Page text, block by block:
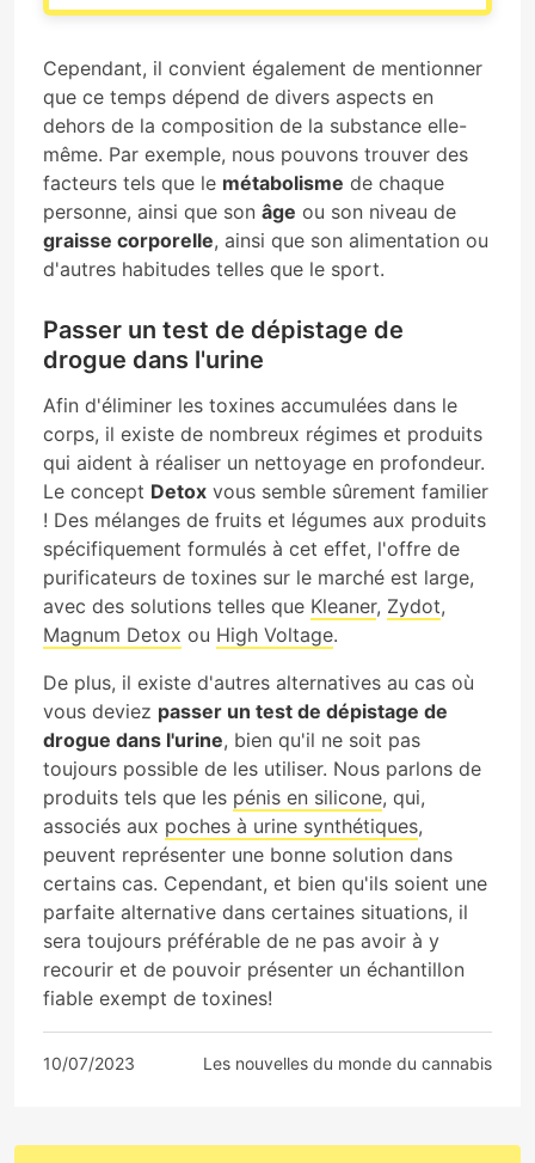
Cependant, il convient également de mentionner
que ce temps dépend de divers aspects en
dehors de la composition de la substance elle-
même. Par exemple, nous pouvons trouver des
facteurs tels que le métabolisme de chaque
personne, ainsi que son âge ou son niveau de
graisse corporelle, ainsi que son alimentation ou
d'autres habitudes telles que le sport.
Passer un test de dépistage de
drogue dans l'urine
Afin d'éliminer les toxines accumulées dans le
corps, il existe de nombreux régimes et produits
qui aident à réaliser un nettoyage en profondeur.
Le concept Detox vous semble sûrement familier
! Des mélanges de fruits et légumes aux produits
spécifiquement formulés à cet effet, l'offre de
purificateurs de toxines sur le marché est large,
avec des solutions telles que Kleaner, Zydot,
Magnum Detox ou High Voltage.
De plus, il existe d'autres alternatives au cas où
vous deviez passer un test de dépistage de
drogue dans l'urine, bien qu'il ne soit pas
toujours possible de les utiliser. Nous parlons de
produits tels que les pénis en silicone, qui,
associés aux poches à urine synthétiques,
peuvent représenter une bonne solution dans
certains cas. Cependant, et bien qu'ils soient une
parfaite alternative dans certaines situations, il
sera toujours préférable de ne pas avoir à y
recourir et de pouvoir présenter un échantillon
fiable exempt de toxines!
10/07/2023 Les nouvelles du monde du cannabis